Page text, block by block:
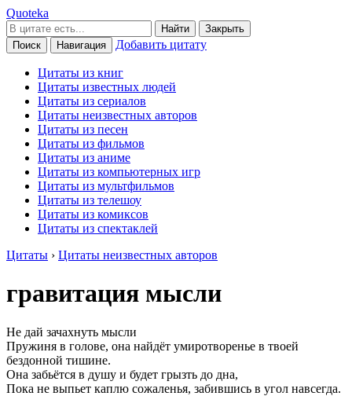
Quoteka
Найти
Закрыть
Поиск
Навигация Добавить цитату
Цитаты из книг
Цитаты известных людей
Цитаты из сериалов
Цитаты неизвестных авторов
Цитаты из песен
Цитаты из фильмов
Цитаты из аниме
Цитаты из компьютерных игр
Цитаты из мультфильмов
Цитаты из телешоу
Цитаты из комиксов
Цитаты из спектаклей
Цитаты › Цитаты неизвестных авторов
гравитация мысли
Не дай зачахнуть мысли
Пружиня в голове, она найдёт умиротворенье в твоей
бездонной тишине.
Она забьётся в душу и будет грызть до дна,
Пока не выпьет каплю сожаленья, забившись в угол навсегда.